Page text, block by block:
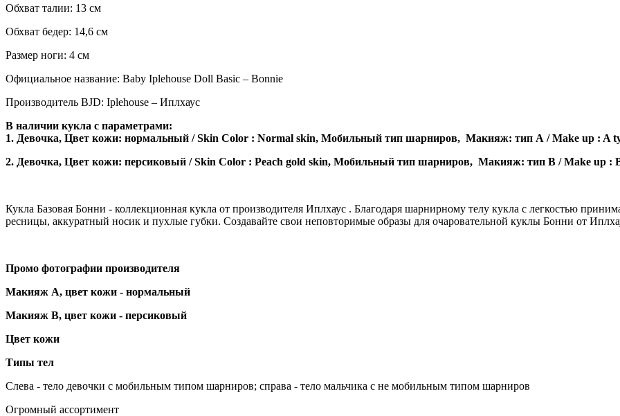
Обхват талии: 13 см
Обхват бедер: 14,6 см
Размер ноги: 4 см
Официальное название: Baby Iplehouse Doll Basic – Bonnie
Производитель BJD: Iplehouse – Иплхаус
В наличии кукла с параметрами:
1. Девочка, Цвет кожи: нормальный / Skin Color : Normal skin, Мобильный тип шарниров, Макияж: тип А / Make up : A
2. Девочка, Цвет кожи: персиковый / Skin Color : Peach gold skin, Мобильный тип шарниров, Макияж: тип В / Make up :
Кукла Базовая Бонни - коллекционная кукла от производителя Иплхаус . Благодаря шарнирному телу кукла с легкостью
ресницы, аккуратный носик и пухлые губки. Создавайте свои неповторимые образы для очаровательной куклы Бонни от
Промо фотографии производителя
Макияж А, цвет кожи - нормальный
Макияж В, цвет кожи - персиковый
Цвет кожи
Типы тел
Слева - тело девочки с мобильным типом шарниров; справа - тело мальчика с не мобильным типом шарниров
Огромный ассортимент